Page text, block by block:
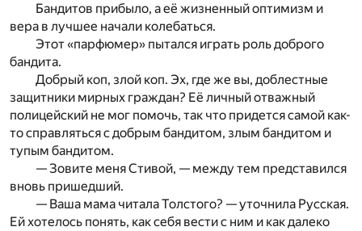
Бандитов прибыло, а её жизненный оптимизм и
вера в лучшее начали колебаться.
Этот «парфюмер» пытался играть роль доброго
бандита.
Добрый коп, злой коп. Эх, где же вы, доблестные
защитники мирных граждан? Её личный отважный
полицейский не мог помочь, так что придется самой как-
то справляться с добрым бандитом, злым бандитом и
тупым бандитом.
— Зовите меня Стивой, — между тем представился
вновь пришедший.
— Ваша мама читала Толстого? — уточнила Русская.
Ей хотелось понять, как себя вести с ним и как далеко